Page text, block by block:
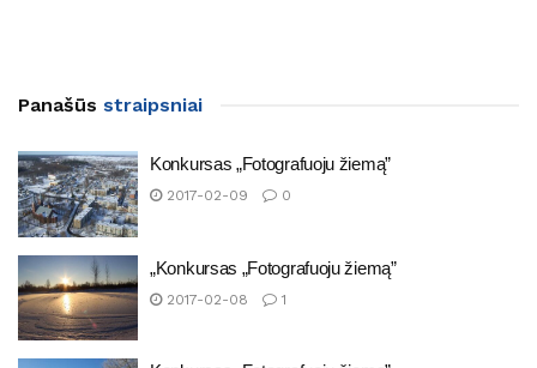
Panašūs straipsniai
Konkursas „Fotografuoju žiemą”
2017-02-09 0
„Konkursas „Fotografuoju žiemą”
2017-02-08 1